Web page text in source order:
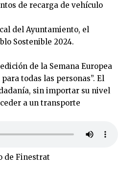
de recarga de vehículo
del Ayuntamiento, el
Sostenible 2024.
de la Semana Europea
todas las personas”. El
sin importar su nivel
a un transporte
de Finestrat